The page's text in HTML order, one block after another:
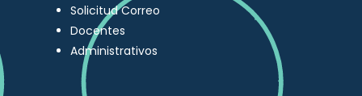
Solicitud Correo
Docentes
Administrativos